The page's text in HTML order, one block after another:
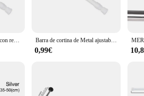
Palo extensible multiusos con resorte, poste telescópico de cortina útil, colgador de productos de baño duradero, ajustable para el hogar Barra de cortina de Metal ajustable de 30-110cm, postes telescópicos extensibles con resorte para barra de baño, ducha, varillas colgantes sin perforación
0,99€